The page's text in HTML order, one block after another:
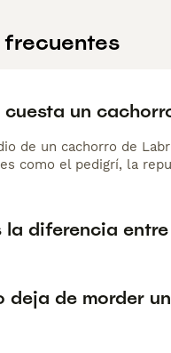
frecuentes
un
de un cachorro de
como el pedigrí, la
la diferencia
deja de morder